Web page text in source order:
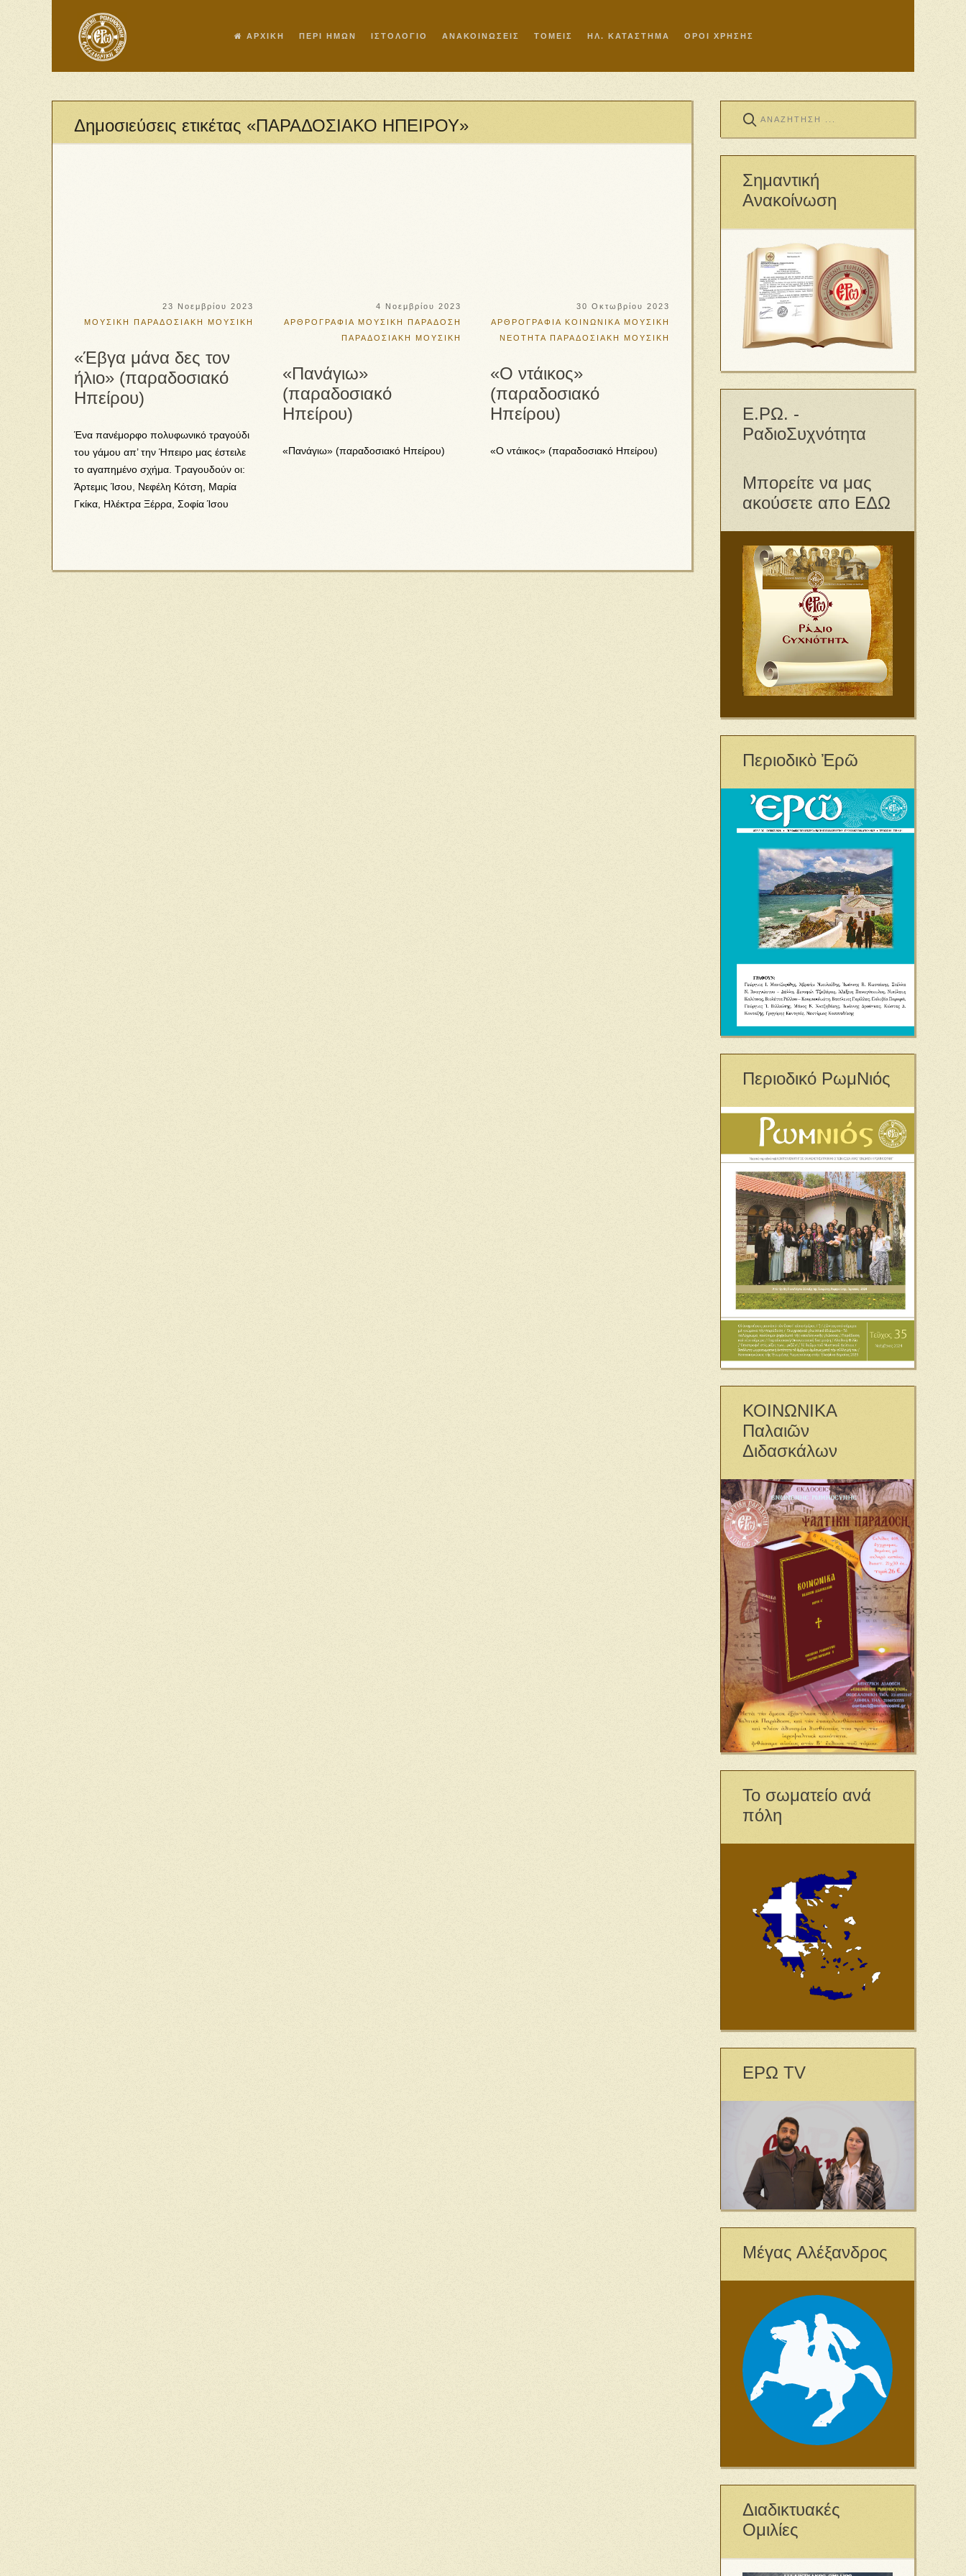
ΑΡΧΙΚΗ ΠΕΡΙ ΗΜΩΝ ΙΣΤΟΛΟΓΙΟ ΑΝΑΚΟΙΝΩΣΕΙΣ ΤΟΜΕΙΣ ΗΛ. ΚΑΤΑΣΤΗΜΑ ΟΡΟΙ ΧΡΗΣΗΣ
Δημοσιεύσεις ετικέτας «ΠΑΡΑΔΟΣΙΑΚΟ ΗΠΕΙΡΟΥ»
23 Νοεμβρίου 2023
ΜΟΥΣΙΚΗ
ΠΑΡΑΔΟΣΙΑΚΗ ΜΟΥΣΙΚΗ
«Έβγα μάνα δες τον
ήλιο» (παραδοσιακό
Ηπείρου)
Ένα πανέμορφο πολυφωνικό τραγούδι
του γάμου απ’ την Ήπειρο μας έστειλε
το αγαπημένο σχήμα. Τραγουδούν οι:
Άρτεμις Ίσου, Νεφέλη Κότση, Μαρία
Γκίκα, Ηλέκτρα Ξέρρα, Σοφία Ίσου
4 Νοεμβρίου 2023
ΑΡΘΡΟΓΡΑΦΙΑ ΜΟΥΣΙΚΗ
ΠΑΡΑΔΟΣΗ
ΠΑΡΑΔΟΣΙΑΚΗ ΜΟΥΣΙΚΗ
«Πανάγιω»
(παραδοσιακό
Ηπείρου)
«Πανάγιω» (παραδοσιακό Ηπείρου)
30 Οκτωβρίου 2023
ΑΡΘΡΟΓΡΑΦΙΑ ΚΟΙΝΩΝΙΚΑ ΜΟΥΣΙΚΗ
ΝΕΟΤΗΤΑ ΠΑΡΑΔΟΣΙΑΚΗ ΜΟΥΣΙΚΗ
«Ο ντάικος»
(παραδοσιακό
Ηπείρου)
«Ο ντάικος» (παραδοσιακό Ηπείρου)
Σημαντική
Ανακοίνωση
Ε.ΡΩ. -
ΡαδιοΣυχνότητα
Μπορείτε να μας
ακούσετε απο ΕΔΩ
Περιοδικὸ Ἐρῶ
Περιοδικό ΡωμΝιός
ΚΟΙΝΩΝΙΚΑ
Παλαιῶν
Διδασκάλων
Το σωματείο ανά
πόλη
ΕΡΩ TV
Μέγας Αλέξανδρος
Διαδικτυακές
Ομιλίες